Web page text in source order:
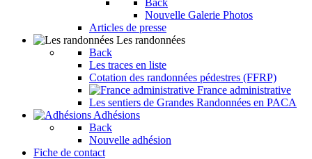
Back
Nouvelle Galerie Photos
Articles de presse
Les randonnées
Back
Les traces en liste
Cotation des randonnées pédestres (FFRP)
France administrative
Les sentiers de Grandes Randonnées en PACA
Adhésions
Back
Nouvelle adhésion
Fiche de contact